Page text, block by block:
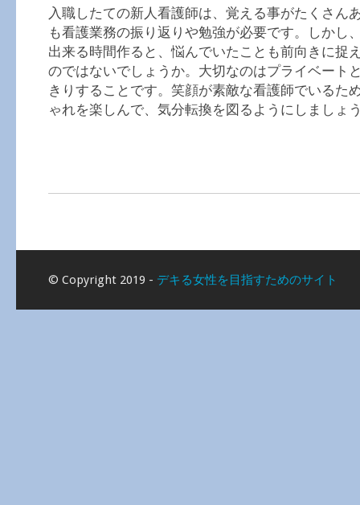
入職したての新人看護師は、覚える事がたくさん
も看護業務の振り返りや勉強が必要です。しかし
出来る時間作ると、悩んでいたことも前向きに捉
のではないでしょうか。大切なのはプライベート
きりすることです。笑顔が素敵な看護師でいるた
ゃれを楽しんで、気分転換を図るようにしましょ
© Copyright 2019 - デキる女性を目指すためのサイト